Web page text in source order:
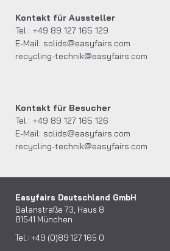
Kontakt für Aussteller
Tel.: +49 89 127 165 129
E-Mail: solids@easyfairs.com
recycling-technik@easyfairs.com
Kontakt für Besucher
Tel.: +49 89 127 165 126
E-Mail: solids@easyfairs.com
recycling-technik@easyfairs.com
Easyfairs Deutschland GmbH
Balanstraße 73, Haus 8
81541 München
Tel.: +49 (0)89 127 165 0